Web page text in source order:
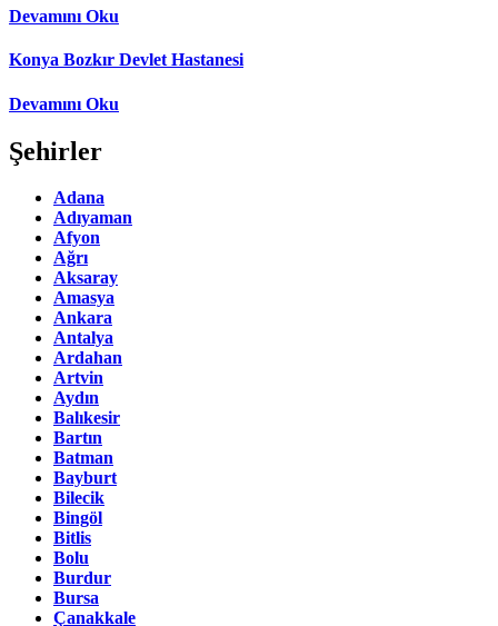
Devamını Oku
Konya Bozkır Devlet Hastanesi
Devamını Oku
Şehirler
Adana
Adıyaman
Afyon
Ağrı
Aksaray
Amasya
Ankara
Antalya
Ardahan
Artvin
Aydın
Balıkesir
Bartın
Batman
Bayburt
Bilecik
Bingöl
Bitlis
Bolu
Burdur
Bursa
Çanakkale